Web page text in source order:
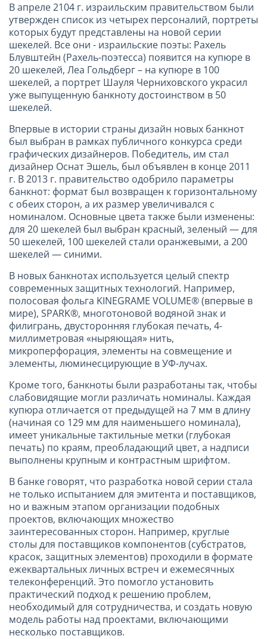
В апреле 2104 г. израильским правительством были
утвержден список из четырех персоналий, портреты
которых будут представлены на новой серии
шекелей. Все они - израильские поэты: Рахель
Блувштейн (Рахель-поэтесса) появится на купюре в
20 шекелей, Леа Гольдберг – на купюре в 100
шекелей, а портрет Шауля Черниховского украсил
уже выпущенную банкноту достоинством в 50
шекелей.
Впервые в истории страны дизайн новых банкнот
был выбран в рамках публичного конкурса среди
графических дизайнеров. Победитель, им стал
дизайнер Оснат Эшель, был объявлен в конце 2011
г. В 2013 г. правительство одобрило параметры
банкнот: формат был возвращен к горизонтальному
с обеих сторон, а их размер увеличивался с
номиналом. Основные цвета также были изменены:
для 20 шекелей был выбран красный, зеленый — для
50 шекелей, 100 шекелей стали оранжевыми, а 200
шекелей — синими.
В новых банкнотах используется целый спектр
современных защитных технологий. Например,
полосовая фольга KINEGRAME VOLUME® (впервые в
мире), SPARK®, многотоновой водяной знак и
филигрань, двусторонняя глубокая печать, 4-
миллиметровая «ныряющая» нить,
микроперфорация, элементы на совмещение и
элементы, люминесцирующие в УФ-лучах.
Кроме того, банкноты были разработаны так, чтобы
слабовидящие могли различать номиналы. Каждая
купюра отличается от предыдущей на 7 мм в длину
(начиная со 129 мм для наименьшего номинала),
имеет уникальные тактильные метки (глубокая
печать) по краям, преобладающий цвет, а надписи
выполнены крупным и контрастным шрифтом.
В банке говорят, что разработка новой серии стала
не только испытанием для эмитента и поставщиков,
но и важным этапом организации подобных
проектов, включающих множество
заинтересованных сторон. Например, круглые
столы для поставщиков компонентов (субстратов,
красок, защитных элементов) проходили в формате
ежеквартальных личных встреч и ежемесячных
телеконференций. Это помогло установить
практический подход к решению проблем,
необходимый для сотрудничества, и создать новую
модель работы над проектами, включающими
несколько поставщиков.